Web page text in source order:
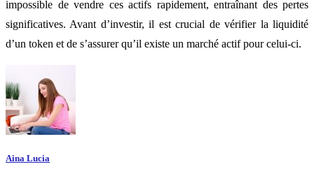
impossible de vendre ces actifs rapidement, entraînant des pertes
significatives. Avant d’investir, il est crucial de vérifier la liquidité
d’un token et de s’assurer qu’il existe un marché actif pour celui-ci.
Aina Lucia